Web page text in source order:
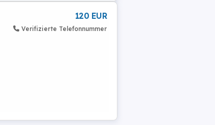
120 EUR
Verifizierte Telefonnummer